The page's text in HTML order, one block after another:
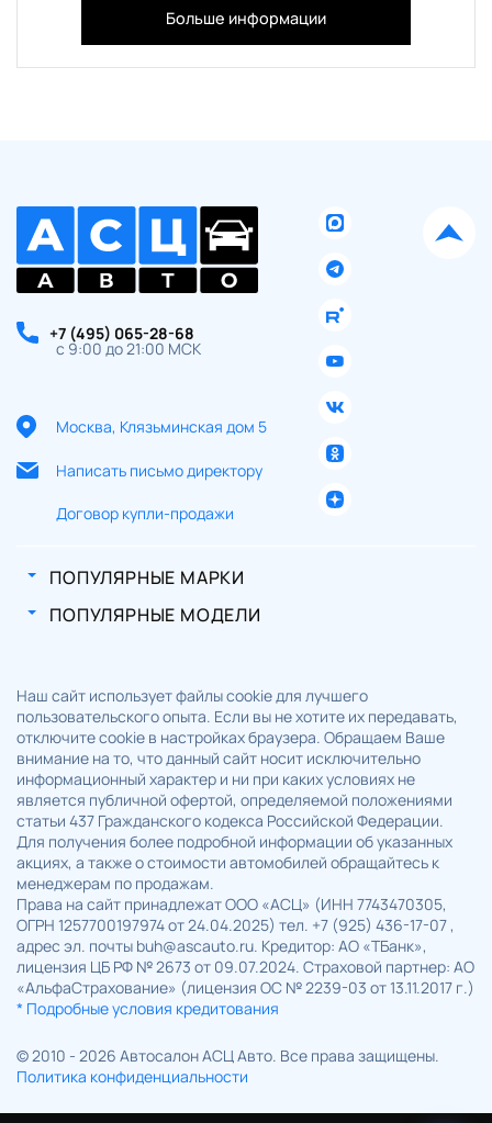
Больше информации
+7 (495) 065-28-68
с 9:00 до 21:00 МСК
Москва, Клязьминская дом 5
Написать письмо директору
Договор купли-продажи
ПОПУЛЯРНЫЕ МАРКИ
ПОПУЛЯРНЫЕ МОДЕЛИ
Наш сайт использует файлы cookie для лучшего
пользовательского опыта. Если вы не хотите их передавать,
отключите cookie в настройках браузера. Обращаем Ваше
внимание на то, что данный сайт носит исключительно
информационный характер и ни при каких условиях не
является публичной офертой, определяемой положениями
статьи 437 Гражданского кодекса Российской Федерации.
Для получения более подробной информации об указанных
акциях, а также о стоимости автомобилей обращайтесь к
менеджерам по продажам.
Права на сайт принадлежат ООО «АСЦ» (ИНН 7743470305,
ОГРН 1257700197974 от 24.04.2025) тел. +7 (925) 436-17-07 ,
адрес эл. почты buh@ascauto.ru. Кредитор: АО «ТБанк»,
лицензия ЦБ РФ № 2673 от 09.07.2024. Страховой партнер: АО
«АльфаСтрахование» (лицензия ОС № 2239-03 от 13.11.2017 г.)
* Подробные условия кредитования
© 2010 - 2026 Автосалон АСЦ Авто. Все права защищены.
Политика конфиденциальности